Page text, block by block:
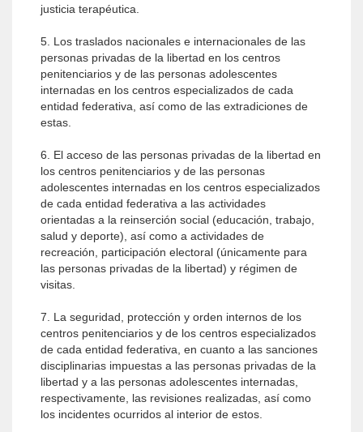
justicia terapéutica.
5. Los traslados nacionales e internacionales de las
personas privadas de la libertad en los centros
penitenciarios y de las personas adolescentes
internadas en los centros especializados de cada
entidad federativa, así como de las extradiciones de
estas.
6. El acceso de las personas privadas de la libertad en
los centros penitenciarios y de las personas
adolescentes internadas en los centros especializados
de cada entidad federativa a las actividades
orientadas a la reinserción social (educación, trabajo,
salud y deporte), así como a actividades de
recreación, participación electoral (únicamente para
las personas privadas de la libertad) y régimen de
visitas.
7. La seguridad, protección y orden internos de los
centros penitenciarios y de los centros especializados
de cada entidad federativa, en cuanto a las sanciones
disciplinarias impuestas a las personas privadas de la
libertad y a las personas adolescentes internadas,
respectivamente, las revisiones realizadas, así como
los incidentes ocurridos al interior de estos.